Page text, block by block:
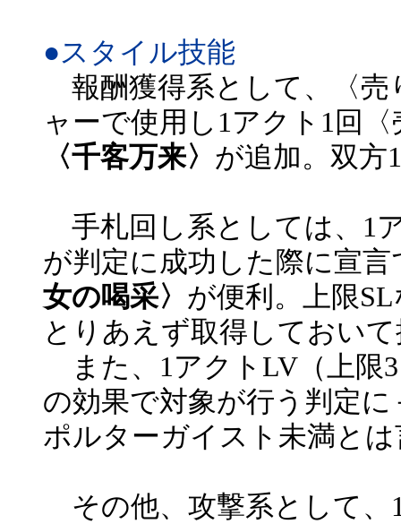
●スタイル技能
報酬獲得系として、〈売
ャーで使用し1アクト1回
〈千客万来〉 が追加。双方
手札回し系としては、1
が判定に成功した際に宣
女の喝采〉 が便利。上限
とりあえず取得しておい
また、1アクトLV（上限
の効果で対象が行う判定に
ポルターガイスト未満と
その他、攻撃系として、